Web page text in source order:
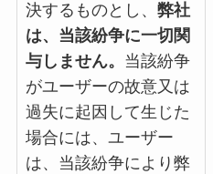
決するものとし、 弊社
は、当該紛争に一切関
与しません。 当該紛争
がユーザーの故意又は
過失に起因して生じた
場合には、ユーザー
は、当該紛争により弊